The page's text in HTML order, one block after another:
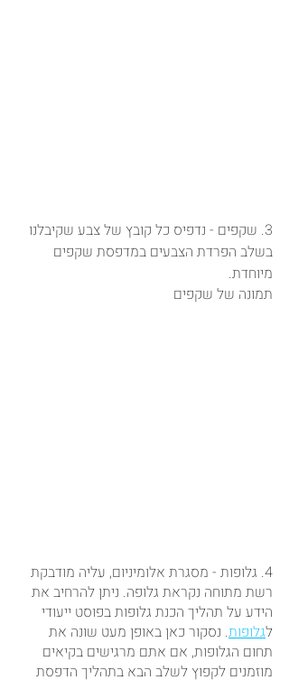
3. שקפים - נדפיס כל קובץ של צבע שקיבלנו
בשלב הפרדת הצבעים במדפסת שקפים
מיוחדת.
תמונה של שקפים
4. גלופות - מסגרת אלומיניום, עליה מודבקת
רשת מתוחה נקראת גלופה. ניתן להרחיב את
הידע על תהליך הכנת גלופות בפוסט ייעודי
לגלופות. נסקור כאן באופן מעט שונה את
תחום הגלופות, אם אתם מרגישים בקיאים
מוזמנים לקפוץ לשלב הבא בתהליך הדפסת